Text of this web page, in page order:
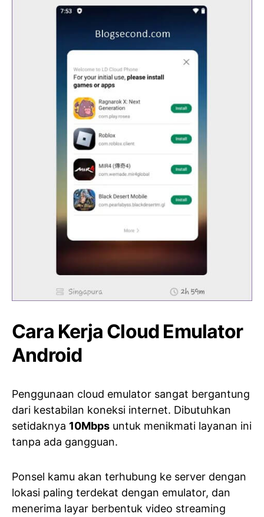
Cara Kerja Cloud Emulator
Android
Penggunaan cloud emulator sangat bergantung
dari kestabilan koneksi internet. Dibutuhkan
setidaknya 10Mbps untuk menikmati layanan ini
tanpa ada gangguan.
Ponsel kamu akan terhubung ke server dengan
lokasi paling terdekat dengan emulator, dan
menerima layar berbentuk video streaming